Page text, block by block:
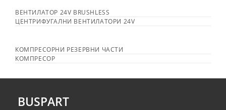
ВЕНТИЛАТОР 24V BRUSHLESS
ЦЕНТРИФУГАЛНИ ВЕНТИЛАТОРИ 24V
КОМПРЕСОРНИ РЕЗЕРВНИ ЧАСТИ
КОМПРЕСОР
BUSPART